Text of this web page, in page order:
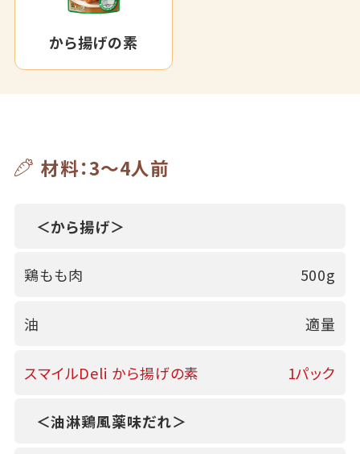
から揚げの素
材料：3～4人前
＜から揚げ＞
鶏もも肉 500g
油 適量
スマイルDeli から揚げの素 1パック
＜油淋鶏風薬味だれ＞